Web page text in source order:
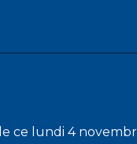
ce lundi 4